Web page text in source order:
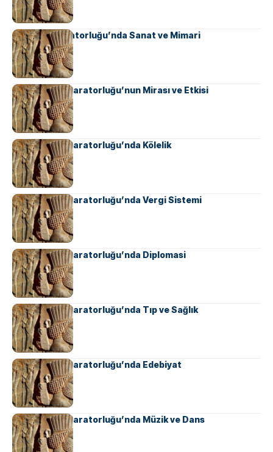
Sasani İmparatorluğu’nda Sanat ve Mimari
Ahameniş İmparatorluğu’nun Mirası ve Etkisi
Ahameniş İmparatorluğu’nda Kölelik
Ahameniş İmparatorluğu’nda Vergi Sistemi
Ahameniş İmparatorluğu’nda Diplomasi
Ahameniş İmparatorluğu’nda Tıp ve Sağlık
Ahameniş İmparatorluğu’nda Edebiyat
Ahameniş İmparatorluğu’nda Müzik ve Dans